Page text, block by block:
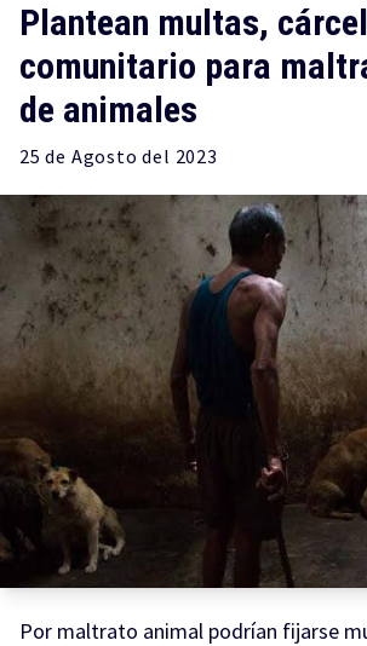
Plantean multas,
comunitario para
de animales
25 de Agosto del 2023
Por maltrato animal podrían fijarse